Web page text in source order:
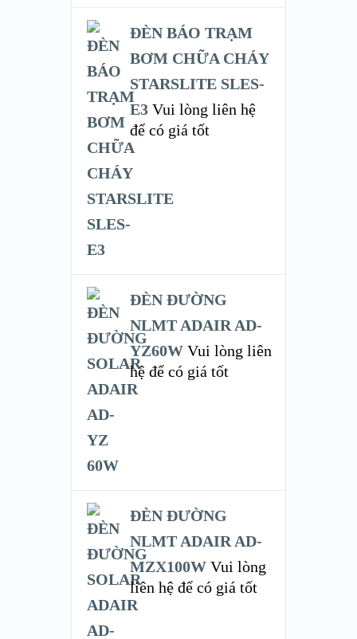
ĐÈN BÁO TRẠM
BƠM CHỮA CHÁY
STARSLITE SLES-
E3 Vui lòng liên hệ
để có giá tốt
ĐÈN ĐƯỜNG
NLMT ADAIR AD-
YZ60W Vui lòng liên
hệ để có giá tốt
ĐÈN ĐƯỜNG
NLMT ADAIR AD-
MZX100W Vui lòng
liên hệ để có giá tốt